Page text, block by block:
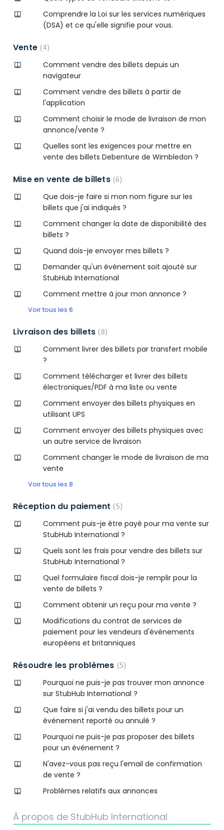
Comprendre la Loi sur les services numériques
(DSA) et ce qu'elle signifie pour vous.
Vente 4
Comment vendre des billets depuis un
navigateur
Comment vendre des billets à partir de
l'application
Comment choisir le mode de livraison de mon
annonce/vente ?
Quelles sont les exigences pour mettre en
vente des billets Debenture de Wimbledon ?
Mise en vente de billets 6
Que dois-je faire si mon nom figure sur les
billets que j'ai indiqués ?
Comment changer la date de disponibilité des
billets ?
Quand dois-je envoyer mes billets ?
Demander qu'un événement soit ajouté sur
StubHub International
Comment mettre à jour mon annonce ?
Voir tous les 6
Livraison des billets 8
Comment livrer des billets par transfert mobile
?
Comment télécharger et livrer des billets
électroniques/PDF à ma liste ou vente
Comment envoyer des billets physiques en
utilisant UPS
Comment envoyer des billets physiques avec
un autre service de livraison
Comment changer le mode de livraison de ma
vente
Voir tous les 8
Réception du paiement 5
Comment puis-je être payé pour ma vente sur
StubHub International ?
Quels sont les frais pour vendre des billets sur
StubHub International ?
Quel formulaire fiscal dois-je remplir pour la
vente de billets ?
Comment obtenir un reçu pour ma vente ?
Modifications du contrat de services de
paiement pour les vendeurs d'événements
européens et britanniques
Résoudre les problèmes 5
Pourquoi ne puis-je pas trouver mon annonce
sur StubHub International ?
Que faire si j'ai vendu des billets pour un
événement reporté ou annulé ?
Pourquoi ne puis-je pas proposer des billets
pour un événement ?
N'avez-vous pas reçu l'email de confirmation
de vente ?
Problèmes relatifs aux annonces
À propos de StubHub International